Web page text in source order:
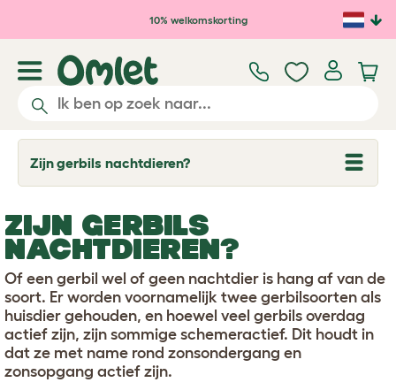
Ga naar de hoofdinhoud
10% welkomskorting
Zijn gerbils nachtdieren?
T
o
l
e
d
o
p
d
o
w
n
ZIJN GERBILS
NACHTDIEREN?
Of een gerbil wel of geen nachtdier is hang af van de
soort. Er worden voornamelijk twee gerbilsoorten als
huisdier gehouden, en hoewel veel gerbils overdag
actief zijn, zijn sommige schemeractief. Dit houdt in
dat ze met name rond zonsondergang en
zonsopgang actief zijn.